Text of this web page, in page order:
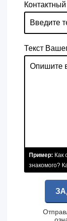
Текст
Пример: Как
знакомого?